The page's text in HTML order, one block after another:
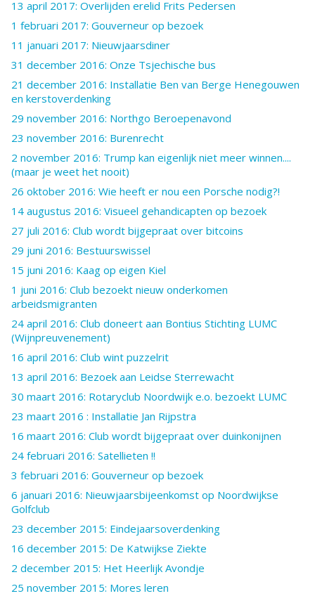
13 april 2017: Overlijden erelid Frits Pedersen
1 februari 2017: Gouverneur op bezoek
11 januari 2017: Nieuwjaarsdiner
31 december 2016: Onze Tsjechische bus
21 december 2016: Installatie Ben van Berge Henegouwen
en kerstoverdenking
29 november 2016: Northgo Beroepenavond
23 november 2016: Burenrecht
2 november 2016: Trump kan eigenlijk niet meer winnen....
(maar je weet het nooit)
26 oktober 2016: Wie heeft er nou een Porsche nodig?!
14 augustus 2016: Visueel gehandicapten op bezoek
27 juli 2016: Club wordt bijgepraat over bitcoins
29 juni 2016: Bestuurswissel
15 juni 2016: Kaag op eigen Kiel
1 juni 2016: Club bezoekt nieuw onderkomen
arbeidsmigranten
24 april 2016: Club doneert aan Bontius Stichting LUMC
(Wijnpreuvenement)
16 april 2016: Club wint puzzelrit
13 april 2016: Bezoek aan Leidse Sterrewacht
30 maart 2016: Rotaryclub Noordwijk e.o. bezoekt LUMC
23 maart 2016 : Installatie Jan Rijpstra
16 maart 2016: Club wordt bijgepraat over duinkonijnen
24 februari 2016: Satellieten !!
3 februari 2016: Gouverneur op bezoek
6 januari 2016: Nieuwjaarsbijeenkomst op Noordwijkse
Golfclub
23 december 2015: Eindejaarsoverdenking
16 december 2015: De Katwijkse Ziekte
2 december 2015: Het Heerlijk Avondje
25 november 2015: Mores leren